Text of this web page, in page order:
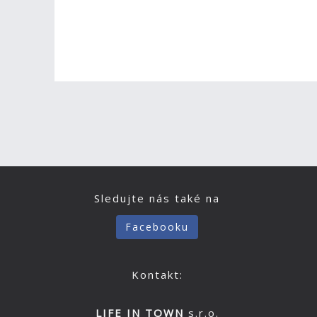
Sledujte nás také na
Facebooku
Kontakt:
LIFE IN TOWN s.r.o.